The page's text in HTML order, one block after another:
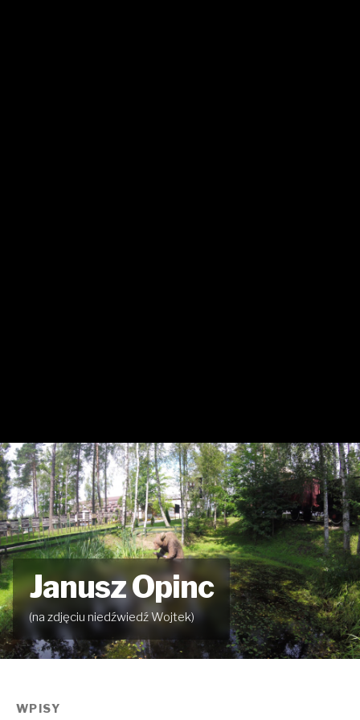
Janusz Opinc
(na zdjęciu niedźwiedź Wojtek)
WPISY